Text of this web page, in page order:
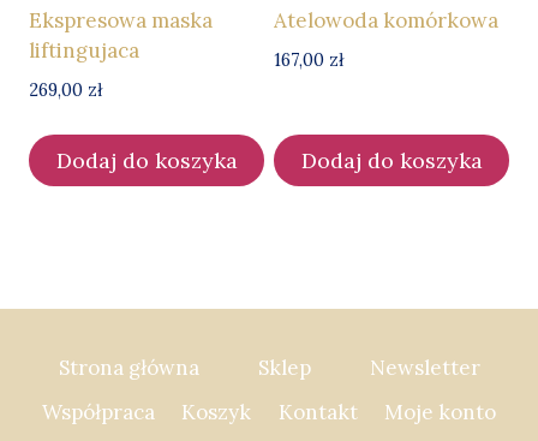
wiele
wariantów.
Opcje
wybrać
na
Ekspresowa maska
liftingujaca
269,00 zł
Dodaj do koszyka
Atelowoda komórkowa
167,00 zł
Dodaj do koszyka
Strona główna Sklep
Newsletter
Współpraca
Koszyk Kontakt Moje konto